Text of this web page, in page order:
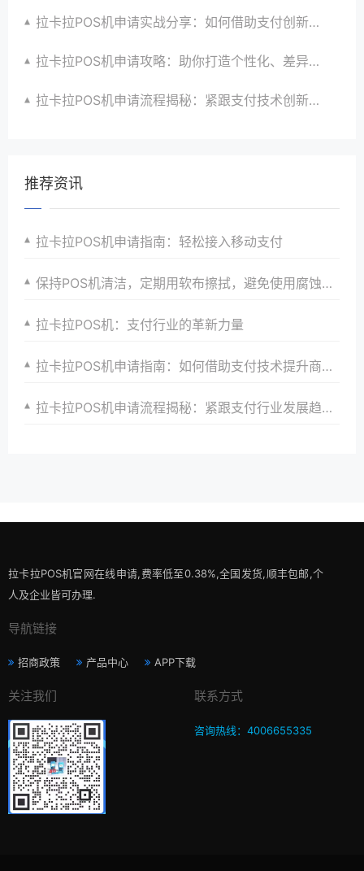
拉卡拉POS机申请实战分享：如何借助支付创新技术提升商户运营效益与效率
拉卡拉POS机申请攻略：助你打造个性化、差异化支付体验以提升竞争力
拉卡拉POS机申请流程揭秘：紧跟支付技术创新步伐，抢占市场先机
推荐资讯
拉卡拉POS机申请指南：轻松接入移动支付
保持POS机清洁，定期用软布擦拭，避免使用腐蚀性清洁剂。
拉卡拉POS机：支付行业的革新力量
拉卡拉POS机申请指南：如何借助支付技术提升商户竞争力
拉卡拉POS机申请流程揭秘：紧跟支付行业发展趋势，抢占先机
拉卡拉POS机官网在线申请,费率低至0.38%,全国发货,顺丰包邮,个
人及企业皆可办理.
导航链接
招商政策 产品中心 APP下载
关注我们 联系方式
咨询热线：4006655335